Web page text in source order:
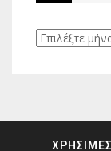
Ιστορικό